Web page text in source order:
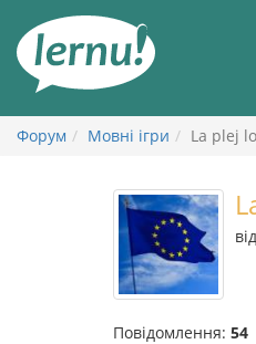
змісту
Форум Мовні ігри La plej
від
Повідомлення: 54